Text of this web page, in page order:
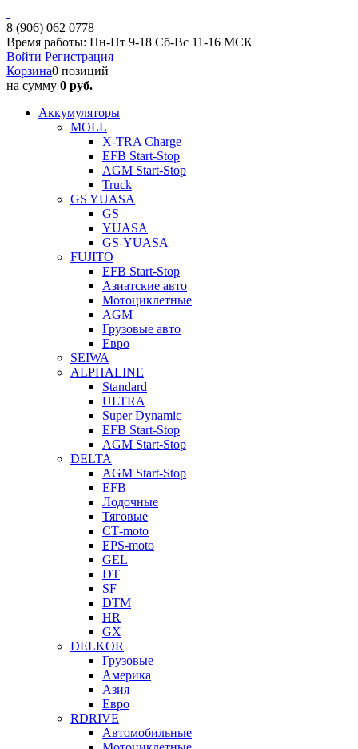
8 (906) 062 0778
Время работы: Пн-Пт 9-18 Сб-Вс 11-16 МСК
Войти Регистрация
Корзина0 позиций
на сумму 0 руб.
Аккумуляторы
MOLL
X-TRA Charge
EFB Start-Stop
AGM Start-Stop
Truck
GS YUASA
GS
YUASA
GS-YUASA
FUJITO
EFB Start-Stop
Азиатские авто
Мотоциклетные
AGM
Грузовые авто
Евро
SEIWA
ALPHALINE
Standard
ULTRA
Super Dynamic
EFB Start-Stop
AGM Start-Stop
DELTA
AGM Start-Stop
EFB
Лодочные
Тяговые
СТ-moto
EPS-moto
GEL
DT
SF
DTM
HR
GX
DELKOR
Грузовые
Америка
Азия
Евро
RDRIVE
Автомобильные